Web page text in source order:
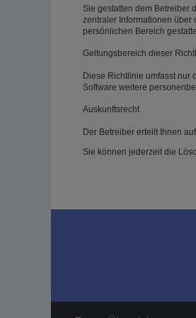
Sie gestatten dem Betreiber
zentraler Informationen über
persönlichen Bereich
Geltungsbereich dieser
Diese Richtlinie umfasst nur
Software weitere
Auskunftsrecht
Der Betreiber erteilt Ihnen
Sie können jederzeit die